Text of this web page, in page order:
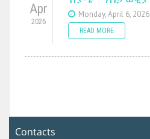
Apr
2026
Monday, April 6, 2026
READ MORE
Contacts